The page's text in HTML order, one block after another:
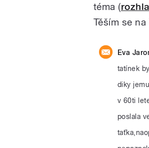
téma (
Těším se na
Eva
tatínek
diky
v 60ti
poslala